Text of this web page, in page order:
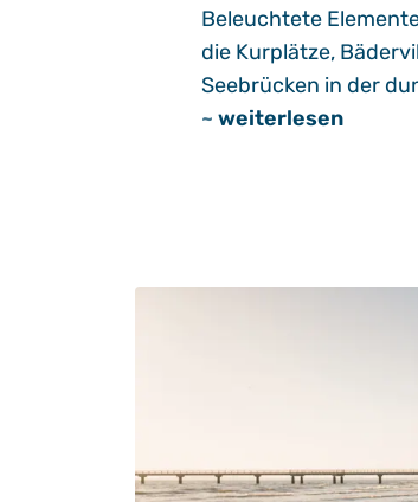
Beleuchtete
die Kurplätze,
Seebrücken in der
~ weiterlesen